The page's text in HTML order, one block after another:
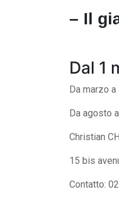
– Il
Dal 1
Da marzo
Da agosto
Christian
15 bis
Contatto: